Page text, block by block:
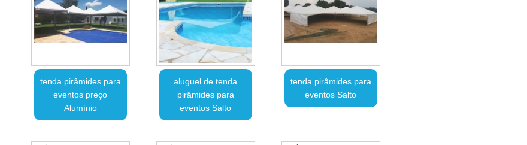
tenda pirâmides para
eventos preço
Alumínio
aluguel de tenda
pirâmides para
eventos Salto
tenda pirâmides para
eventos Salto